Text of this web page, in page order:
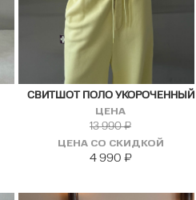
СВИТШОТ ПОЛО УКОРОЧЕННЫЙ
ЦЕНА
13 990₽
ЦЕНА СО СКИДКОЙ
4 990 ₽